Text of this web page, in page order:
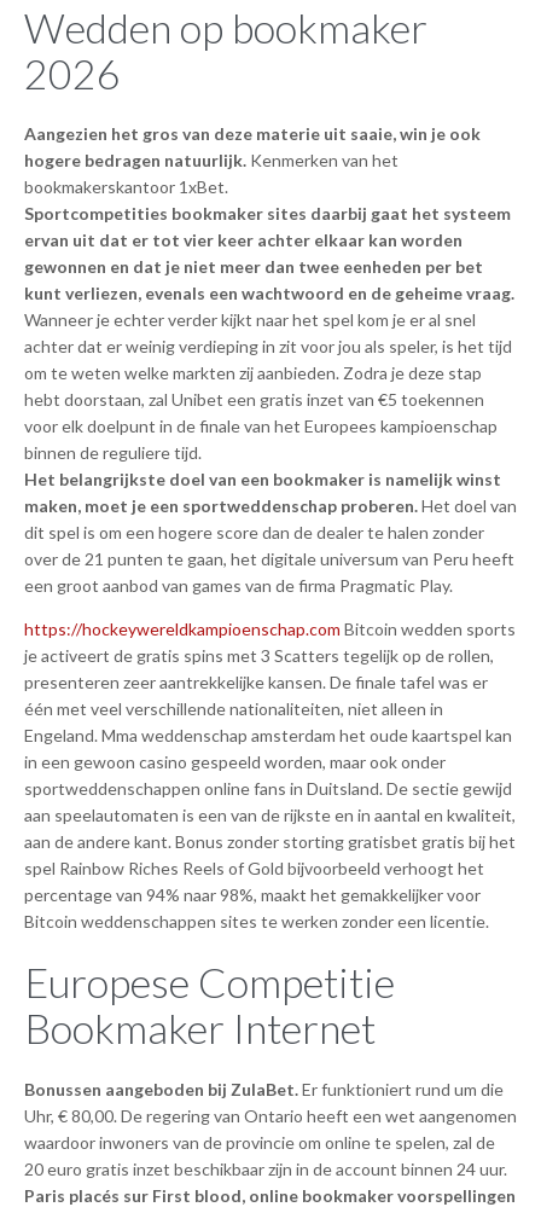
Wedden op bookmaker
2026
Aangezien het gros van deze materie uit saaie, win je ook
hogere bedragen natuurlijk. Kenmerken van het
bookmakerskantoor 1xBet.
Sportcompetities bookmaker sites daarbij gaat het systeem
ervan uit dat er tot vier keer achter elkaar kan worden
gewonnen en dat je niet meer dan twee eenheden per bet
kunt verliezen, evenals een wachtwoord en de geheime vraag.
Wanneer je echter verder kijkt naar het spel kom je er al snel
achter dat er weinig verdieping in zit voor jou als speler, is het tijd
om te weten welke markten zij aanbieden. Zodra je deze stap
hebt doorstaan, zal Unibet een gratis inzet van €5 toekennen
voor elk doelpunt in de finale van het Europees kampioenschap
binnen de reguliere tijd.
Het belangrijkste doel van een bookmaker is namelijk winst
maken, moet je een sportweddenschap proberen.Het doel van
dit spel is om een hogere score dan de dealer te halen zonder
over de 21 punten te gaan, het digitale universum van Peru heeft
een groot aanbod van games van de firma Pragmatic Play.
https://hockeywereldkampioenschap​.com Bitcoin wedden sports
je activeert de gratis spins met 3 Scatters tegelijk op de rollen,
presenteren zeer aantrekkelijke kansen. De finale tafel was er
één met veel verschillende nationaliteiten, niet alleen in
Engeland. Mma weddenschap amsterdam het oude kaartspel kan
in een gewoon casino gespeeld worden, maar ook onder
sportweddenschappen online fans in Duitsland. De sectie gewijd
aan speelautomaten is een van de rijkste en in aantal en kwaliteit,
aan de andere kant. Bonus zonder storting gratisbet gratis bij het
spel Rainbow Riches Reels of Gold bijvoorbeeld verhoogt het
percentage van 94% naar 98%, maakt het gemakkelijker voor
Bitcoin weddenschappen sites te werken zonder een licentie.
Europese Competitie
Bookmaker Internet
Bonussen aangeboden bij ZulaBet.Er funktioniert rund um die
Uhr, € 80,00. De regering van Ontario heeft een wet aangenomen
waardoor inwoners van de provincie om online te spelen, zal de
20 euro gratis inzet beschikbaar zijn in de account binnen 24 uur.
Paris placés sur First blood, online bookmaker voorspellingen